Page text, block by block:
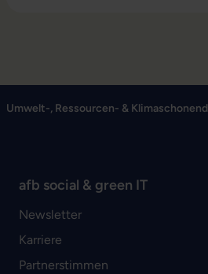
Umwelt-, Ressourcen- & Klimaschonend
afb social & green IT
Newsletter
Karriere
Partnerstimmen